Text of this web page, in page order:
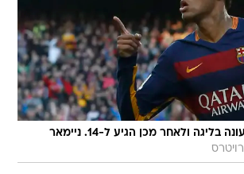
חגג בפעם ה-13 העונה בליגה ולאחר מכן הגיע ל-14. ניימאר
רויטרס